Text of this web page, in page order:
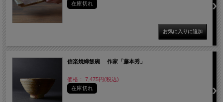
在庫切れ
信楽焼締飯碗 作家「藤本秀」
価格： 7,475円(税込)
在庫切れ